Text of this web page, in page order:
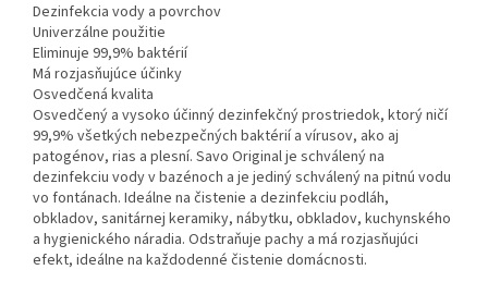
Dezinfekcia vody a povrchov
Univerzálne použitie
Eliminuje 99,9% baktérií
Má rozjasňujúce účinky
Osvedčená kvalita
Osvedčený a vysoko účinný dezinfekčný prostriedok, ktorý ničí
99,9% všetkých nebezpečných baktérií a vírusov, ako aj
patogénov, rias a plesní. Savo Original je schválený na
dezinfekciu vody v bazénoch a je jediný schválený na pitnú vodu
vo fontánach. Ideálne na čistenie a dezinfekciu podláh,
obkladov, sanitárnej keramiky, nábytku, obkladov, kuchynského
a hygienického náradia. Odstraňuje pachy a má rozjasňujúci
efekt, ideálne na každodenné čistenie domácnosti.